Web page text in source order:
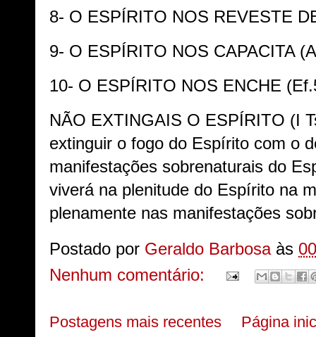
8- O ESPÍRITO NOS REVESTE
9- O ESPÍRITO NOS CAPACITA
10- O ESPÍRITO NOS ENCHE
NÃO EXTINGAIS O ESPÍRITO (I
extinguir o fogo do Espírito com o
manifestações sobrenaturais do
viverá na plenitude do Espírito na
plenamente nas manifestações
Postado por Geraldo Barbosa às
Nenhum comentário:
Postagens mais recentes Página